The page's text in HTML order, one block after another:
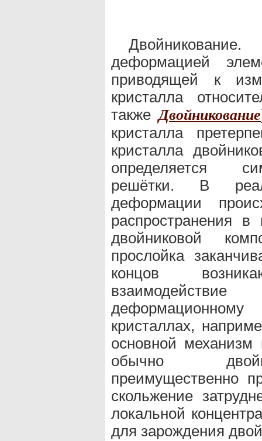
деформацией
приводящей к
кристалла
такжеДвойникование
кристалла
кристалла
определяется
решётки. В
деформации
распространения в
двойниковой
прослойка
концов
кристаллах,
основной
обычно
преимущественно
скольжение
локальной
для зарождения